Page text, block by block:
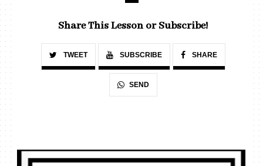
Share This Lesson or Subscribe!
TWEET SUBSCRIBE SHARE
SEND